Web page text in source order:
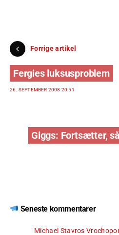
Forrige artikel
Fergies luksusproblem
26. SEPTEMBER 2008 20:51
Giggs: Fortsætter,
Seneste kommentarer
Michael Stavros